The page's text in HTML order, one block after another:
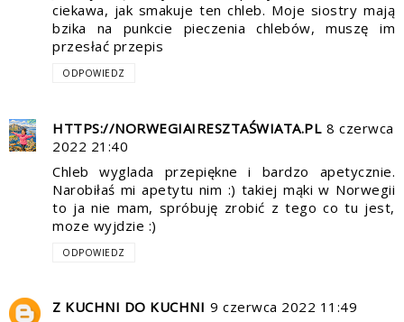
ciekawa, jak smakuje ten chleb. Moje siostry mają
bzika na punkcie pieczenia chlebów, muszę im
przesłać przepis
ODPOWIEDZ
HTTPS://NORWEGIAIRESZTAŚWIATA.PL 8 czerwca
2022 21:40
Chleb wyglada przepiękne i bardzo apetycznie.
Narobiłaś mi apetytu nim :) takiej mąki w Norwegii
to ja nie mam, spróbuję zrobić z tego co tu jest,
moze wyjdzie :)
ODPOWIEDZ
Z KUCHNI DO KUCHNI 9 czerwca 2022 11:49